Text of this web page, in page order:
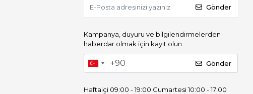
Gönder
Kampanya, duyuru ve bilgilendirmelerden
haberdar olmak için kayıt olun.
Gönder
Haftaiçi 09:00 - 19:00 Cumartesi 10:00 - 17:00